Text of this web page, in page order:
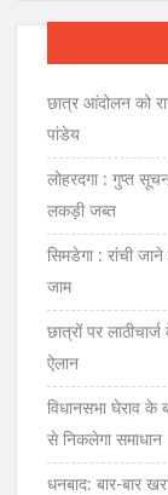
छात्र आंदोलन को
पांडेय
लोहरदगा : गुप्त
लकड़ी जब्त
सिमडेगा : रांची
जाम
छात्रों पर
ऐलान
विधानसभा घेराव के
से निकलेगा समाधान
धनबाद: बार-बार